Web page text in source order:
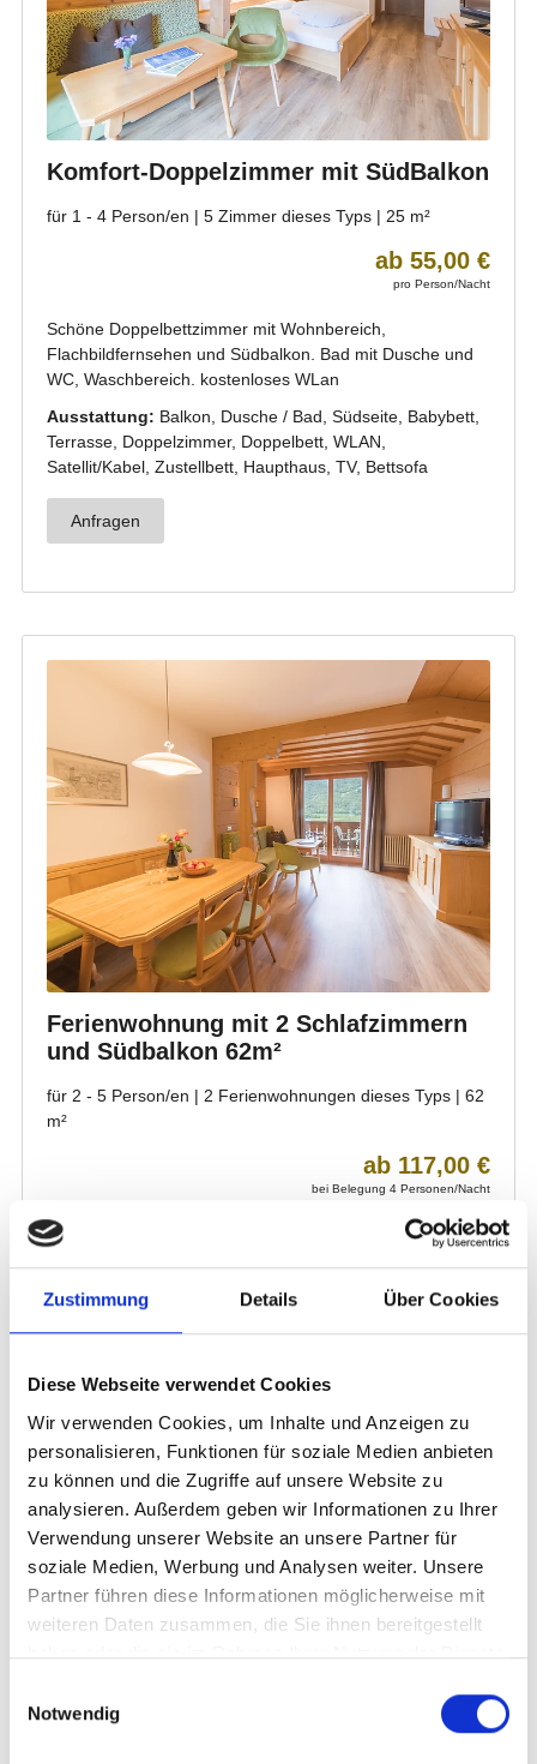
Zustimmung Details Über Cookies
Diese Webseite verwendet Cookies
Wir verwenden Cookies, um Inhalte und Anzeigen zu
personalisieren, Funktionen für soziale Medien anbieten
zu können und die Zugriffe auf unsere Website zu
analysieren. Außerdem geben wir Informationen zu Ihrer
Verwendung unserer Website an unsere Partner für
soziale Medien, Werbung und Analysen weiter. Unsere
Partner führen diese Informationen möglicherweise mit
weiteren Daten zusammen, die Sie ihnen bereitgestellt
haben oder die sie im Rahmen Ihrer Nutzung der Dienste
Notwendig